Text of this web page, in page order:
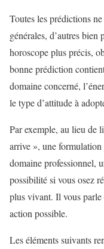
Toutes les prédictions
générales, d’autres
horoscope plus précis,
bonne prédiction
domaine concerné,
le type d’attitude à
Par exemple, au lieu de
arrive », une
domaine professionnel,
possibilité si vous osez
plus vivant. Il vous parle
action possible.
Les éléments suivants